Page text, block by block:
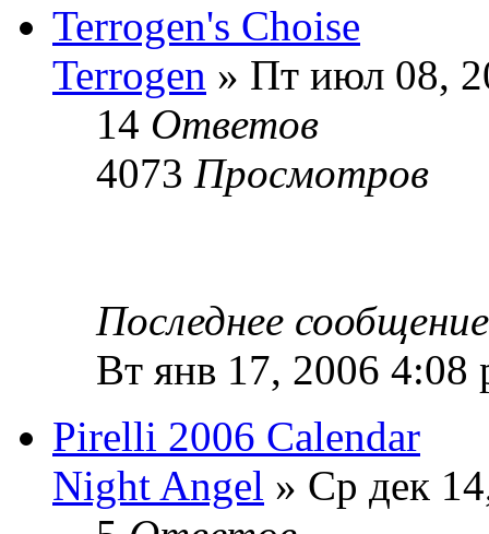
Terrogen's Choise
Terrogen » Пт июл 08,
14 Ответов
4073 Просмотров
Последнее
Вт янв 17, 2006 4:08
Pirelli 2006 Calendar
Night Angel » Ср дек